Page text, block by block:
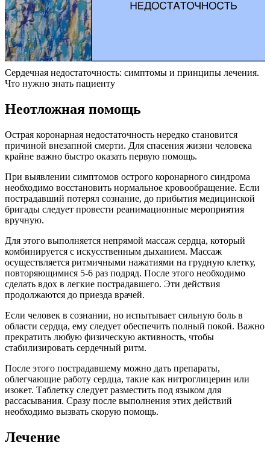
Сердечная недостаточность: симптомы и принципы лечения.
Что нужно знать пациенту
Неотложная помощь
Острая коронарная недостаточность нередко становится
причиной внезапной смерти. Для спасения жизни человека
крайне важно быстро оказать первую помощь.
При выявлении симптомов острого коронарного синдрома
необходимо восстановить нормальное кровообращение. Если
пострадавший потерял сознание, до прибытия медицинской
бригады следует провести реанимационные мероприятия
вручную.
Для этого выполняется непрямой массаж сердца, который
комбинируется с искусственным дыханием. Массаж
осуществляется ритмичными нажатиями на грудную клетку,
повторяющимися 5-6 раз подряд. После этого необходимо
сделать вдох в легкие пострадавшего. Эти действия
продолжаются до приезда врачей.
Если человек в сознании, но испытывает сильную боль в
области сердца, ему следует обеспечить полный покой. Важно
прекратить любую физическую активность, чтобы
стабилизировать сердечный ритм.
После этого пострадавшему можно дать препараты,
облегчающие работу сердца, такие как нитроглицерин или
изокет. Таблетку следует разместить под языком для
рассасывания. Сразу после выполнения этих действий
необходимо вызвать скорую помощь.
Лечение